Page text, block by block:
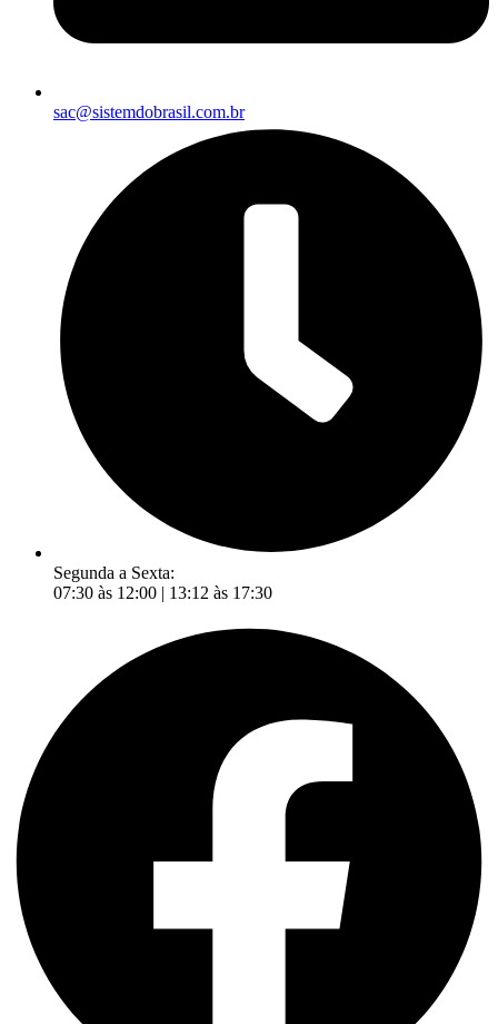
sac@sistemdobrasil.com.br
Segunda a Sexta:
07:30 às 12:00 | 13:12 às 17:30